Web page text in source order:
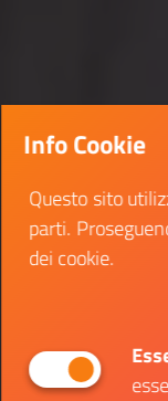
Info Cookie
Questo sito
parti.
dei cookie.